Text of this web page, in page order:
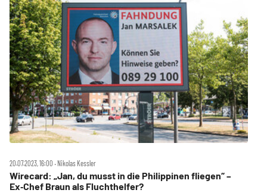
20.07.2023, 16:00 ‧ Nikolas Kessler
Wirecard: „Jan, du musst in die Philippinen fliegen“ –
Ex‑Chef Braun als Fluchthelfer?